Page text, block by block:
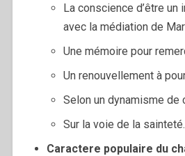
La conscience d’être un
avec la médiation de
Une mémoire pour
Un renouvellement à
Selon un dynamisme de
Sur la voie de la sainteté.
Caractere populaire du